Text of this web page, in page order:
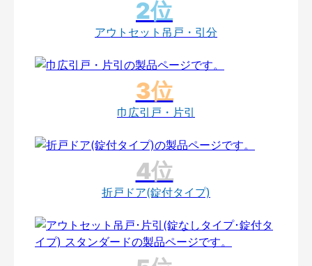
アウトセット吊戸・引分
巾広引戸・片引
折戸ドア(錠付タイプ)